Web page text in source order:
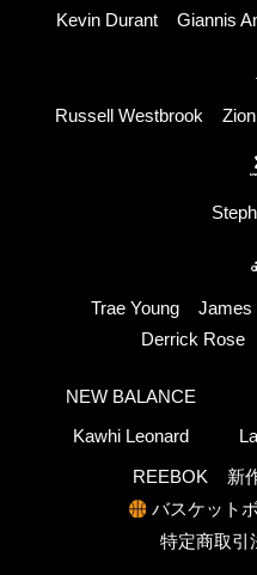
Kevin Durant
Giannis
Russell Westbrook
Trae Young James
Derrick Rose
NEW BALANCE
Kawhi Leonard
REEBOK 新
バスケット
特定商取引